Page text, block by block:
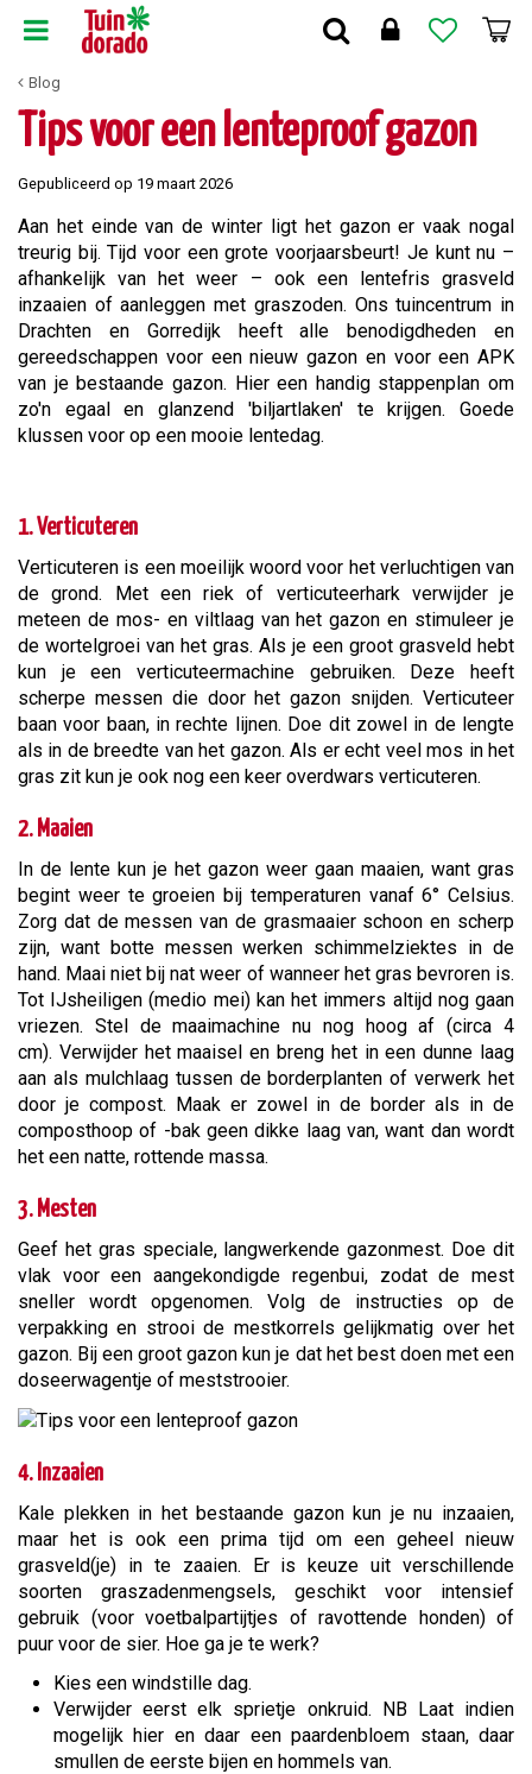
Blog
Tips voor een lenteproof gazon
Gepubliceerd op 19 maart 2026
Aan het einde van de winter ligt het gazon er vaak nogal
treurig bij. Tijd voor een grote voorjaarsbeurt! Je kunt nu –
afhankelijk van het weer – ook een lentefris grasveld
inzaaien of aanleggen met graszoden. Ons tuincentrum in
Drachten en Gorredijk heeft alle benodigdheden en
gereedschappen voor een nieuw gazon en voor een APK
van je bestaande gazon. Hier een handig stappenplan om
zo'n egaal en glanzend 'biljartlaken' te krijgen. Goede
klussen voor op een mooie lentedag.
1. Verticuteren
Verticuteren is een moeilijk woord voor het verluchtigen van
de grond. Met een riek of verticuteerhark verwijder je
meteen de mos- en viltlaag van het gazon en stimuleer je
de wortelgroei van het gras. Als je een groot grasveld hebt
kun je een verticuteermachine gebruiken. Deze heeft
scherpe messen die door het gazon snijden. Verticuteer
baan voor baan, in rechte lijnen. Doe dit zowel in de lengte
als in de breedte van het gazon. Als er echt veel mos in het
gras zit kun je ook nog een keer overdwars verticuteren.
2. Maaien
In de lente kun je het gazon weer gaan maaien, want gras
begint weer te groeien bij temperaturen vanaf 6° Celsius.
Zorg dat de messen van de grasmaaier schoon en scherp
zijn, want botte messen werken schimmelziektes in de
hand. Maai niet bij nat weer of wanneer het gras bevroren is.
Tot IJsheiligen (medio mei) kan het immers altijd nog gaan
vriezen. Stel de maaimachine nu nog hoog af (circa 4
cm). Verwijder het maaisel en breng het in een dunne laag
aan als mulchlaag tussen de borderplanten of verwerk het
door je compost. Maak er zowel in de border als in de
composthoop of -bak geen dikke laag van, want dan wordt
het een natte, rottende massa.
3. Mesten
Geef het gras speciale, langwerkende gazonmest. Doe dit
vlak voor een aangekondigde regenbui, zodat de mest
sneller wordt opgenomen. Volg de instructies op de
verpakking en strooi de mestkorrels gelijkmatig over het
gazon. Bij een groot gazon kun je dat het best doen met een
doseerwagentje of meststrooier.
4. Inzaaien
Kale plekken in het bestaande gazon kun je nu inzaaien,
maar het is ook een prima tijd om een geheel nieuw
grasveld(je) in te zaaien. Er is keuze uit verschillende
soorten graszadenmengsels, geschikt voor intensief
gebruik (voor voetbalpartijtjes of ravottende honden) of
puur voor de sier. Hoe ga je te werk?
Kies een windstille dag.
Verwijder eerst elk sprietje onkruid. NB Laat indien
mogelijk hier en daar een paardenbloem staan, daar
smullen de eerste bijen en hommels van.